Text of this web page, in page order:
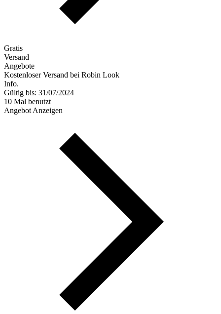
Gratis
Versand
Angebote
Kostenloser Versand bei Robin Look
Info.
Gültig bis: 31/07/2024
10 Mal benutzt
Angebot Anzeigen